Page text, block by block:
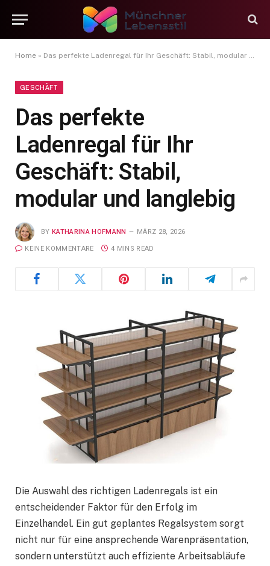
Home » Das perfekte Ladenregal für Ihr Geschäft: Stabil, modular und langlebig
GESCHÄFT
Das perfekte
Ladenregal für Ihr
Geschäft: Stabil,
modular und langlebig
BY KATHARINA HOFMANN MÄRZ 28, 2026
KEINE KOMMENTARE 4 MINS READ
Die Auswahl des richtigen Ladenregals ist ein
entscheidender Faktor für den Erfolg im
Einzelhandel. Ein gut geplantes Regalsystem sorgt
nicht nur für eine ansprechende Warenpräsentation,
sondern unterstützt auch effiziente Arbeitsabläufe